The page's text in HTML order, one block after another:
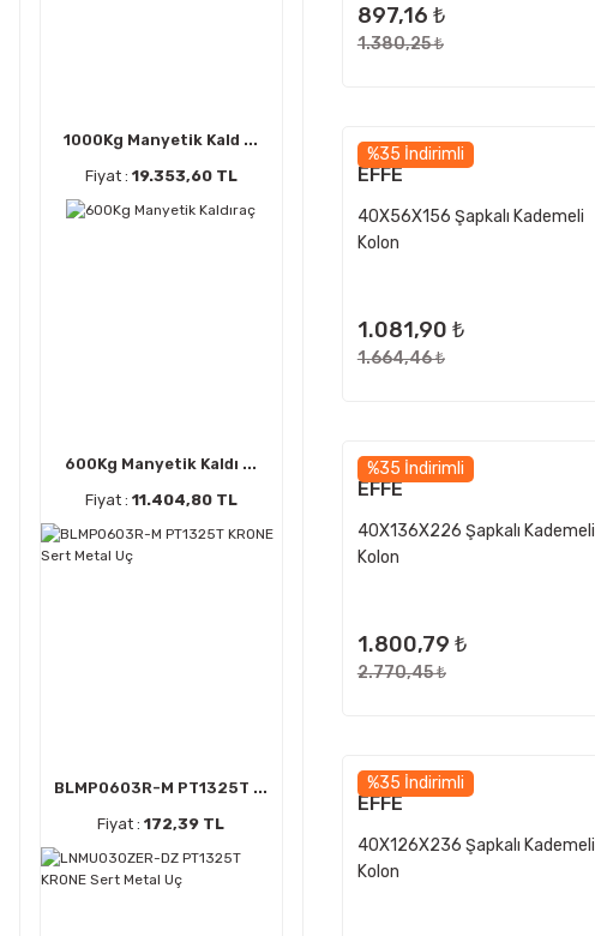
1000Kg Manyetik Kald ...
Fiyat : 19.353,60 TL
600Kg Manyetik Kaldı ...
Fiyat : 11.404,80 TL
BLMP0603R-M PT1325T ...
Fiyat :172,39 TL
897,16 ₺
1.380,25 ₺
%35 İndirimli
EFFE
40X56X156 Şapkalı Kademeli
Kolon
1.081,90 ₺
1.664,46 ₺
%35 İndirimli
EFFE
40X136X226 Şapkalı Kademeli
Kolon
1.800,79 ₺
2.770,45 ₺
%35 İndirimli
EFFE
40X126X236 Şapkalı Kademeli
Kolon